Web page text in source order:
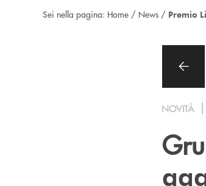
Sei nella pagina: Home / News / Premio
NOVITÀ